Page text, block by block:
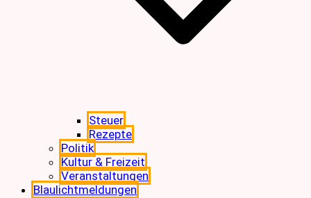
Steuer
Rezepte
Politik
Kultur & Freizeit
Veranstaltungen
Blaulichtmeldungen